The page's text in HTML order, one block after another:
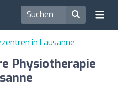
in Lausanne
Physiotherapie